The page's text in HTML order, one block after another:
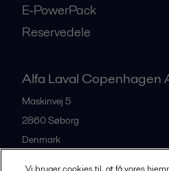
E-PowerPack
Reservedele
Alfa Laval
Maskinvej 5
2860Søborg
Denmark